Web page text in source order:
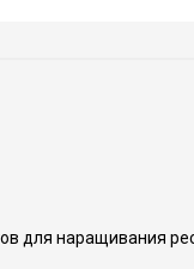
для наращивания